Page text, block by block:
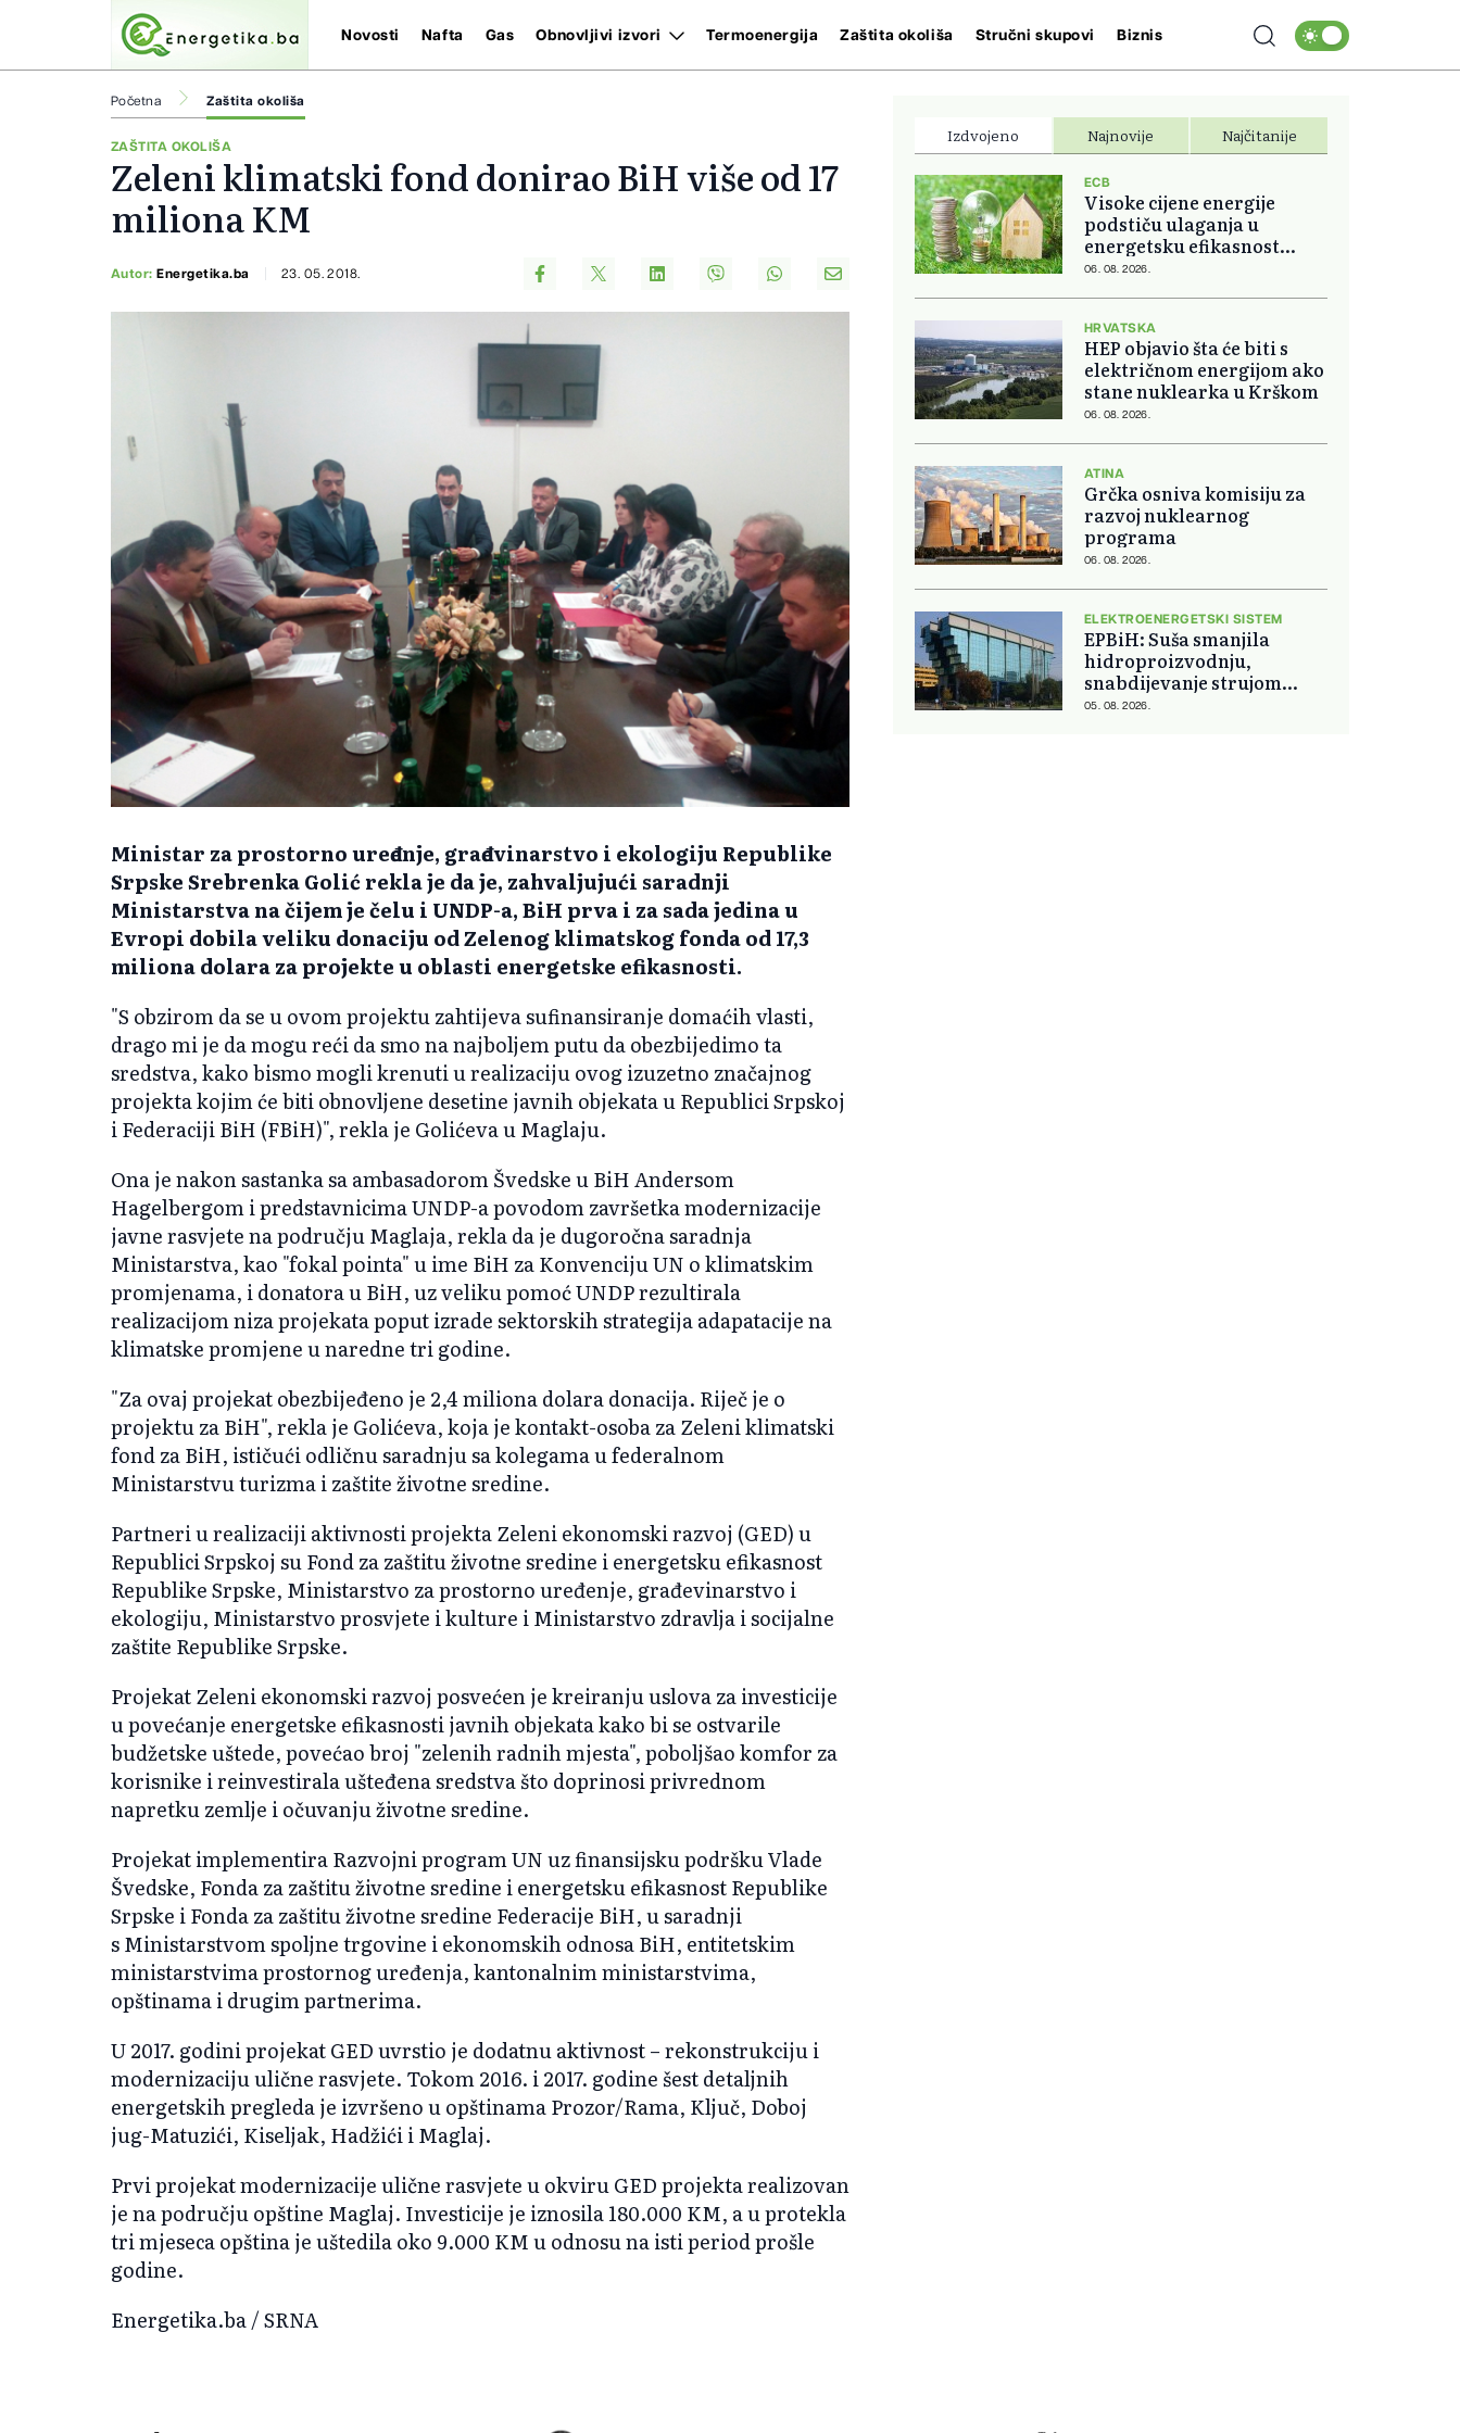
Novosti Nafta Gas Obnovljivi izvori Termoenergija Zaštita okoliša Stručni skupovi Biznis
Početna Zaštita okoliša
ZAŠTITA OKOLIŠA
Zeleni klimatski fond donirao BiH više od 17
miliona KM
Autor:Energetika.ba 23. 05. 2018.
Ministar za prostorno uređenje, građevinarstvo i ekologiju Republike
Srpske Srebrenka Golić rekla je da je, zahvaljujući saradnji
Ministarstva na čijem je čelu i UNDP-a, BiH prva i za sada jedina u
Evropi dobila veliku donaciju od Zelenog klimatskog fonda od 17,3
miliona dolara za projekte u oblasti energetske efikasnosti.
"S obzirom da se u ovom projektu zahtijeva sufinansiranje domaćih vlasti,
drago mi je da mogu reći da smo na najboljem putu da obezbijedimo ta
sredstva, kako bismo mogli krenuti u realizaciju ovog izuzetno značajnog
projekta kojim će biti obnovljene desetine javnih objekata u Republici Srpskoj
i Federaciji BiH (FBiH)", rekla je Golićeva u Maglaju.
Ona je nakon sastanka sa ambasadorom Švedske u BiH Andersom
Hagelbergom i predstavnicima UNDP-a povodom završetka modernizacije
javne rasvjete na području Maglaja, rekla da je dugoročna saradnja
Ministarstva, kao "fokal pointa" u ime BiH za Konvenciju UN o klimatskim
promjenama, i donatora u BiH, uz veliku pomoć UNDP rezultirala
realizacijom niza projekata poput izrade sektorskih strategija adapatacije na
klimatske promjene u naredne tri godine.
"Za ovaj projekat obezbijeđeno je 2,4 miliona dolara donacija. Riječ je o
projektu za BiH", rekla je Golićeva, koja je kontakt-osoba za Zeleni klimatski
fond za BiH, ističući odličnu saradnju sa kolegama u federalnom
Ministarstvu turizma i zaštite životne sredine.
Partneri u realizaciji aktivnosti projekta Zeleni ekonomski razvoj (GED) u
Republici Srpskoj su Fond za zaštitu životne sredine i energetsku efikasnost
Republike Srpske, Ministarstvo za prostorno uređenje, građevinarstvo i
ekologiju, Ministarstvo prosvjete i kulture i Ministarstvo zdravlja i socijalne
zaštite Republike Srpske.
Projekat Zeleni ekonomski razvoj posvećen je kreiranju uslova za investicije
u povećanje energetske efikasnosti javnih objekata kako bi se ostvarile
budžetske uštede, povećao broj "zelenih radnih mjesta", poboljšao komfor za
korisnike i reinvestirala ušteđena sredstva što doprinosi privrednom
napretku zemlje i očuvanju životne sredine.
Projekat implementira Razvojni program UN uz finansijsku podršku Vlade
Švedske, Fonda za zaštitu životne sredine i energetsku efikasnost Republike
Srpske i Fonda za zaštitu životne sredine Federacije BiH, u saradnji
s Ministarstvom spoljne trgovine i ekonomskih odnosa BiH, entitetskim
ministarstvima prostornog uređenja, kantonalnim ministarstvima,
opštinama i drugim partnerima.
U 2017. godini projekat GED uvrstio je dodatnu aktivnost – rekonstrukciju i
modernizaciju ulične rasvjete. Tokom 2016. i 2017. godine šest detaljnih
energetskih pregleda je izvršeno u opštinama Prozor/Rama, Ključ, Doboj
jug-Matuzići, Kiseljak, Hadžići i Maglaj.
Prvi projekat modernizacije ulične rasvjete u okviru GED projekta realizovan
je na području opštine Maglaj. Investicije je iznosila 180.000 KM, a u protekla
tri mjeseca opština je uštedila oko 9.000 KM u odnosu na isti period prošle
godine.
Energetika.ba / SRNA
Izdvojeno Najnovije Najčitanije
ECB
Visoke cijene energije
podstiču ulaganja u
energetsku efikasnost
domova
06. 08. 2026.
HRVATSKA
HEP objavio šta će biti s
električnom energijom ako
stane nuklearka u Krškom
06. 08. 2026.
ATINA
Grčka osniva komisiju za
razvoj nuklearnog
programa
06. 08. 2026.
ELEKTROENERGETSKI SISTEM
EPBiH: Suša smanjila
hidroproizvodnju,
snabdijevanje strujom
ostaje stabilno
05. 08. 2026.